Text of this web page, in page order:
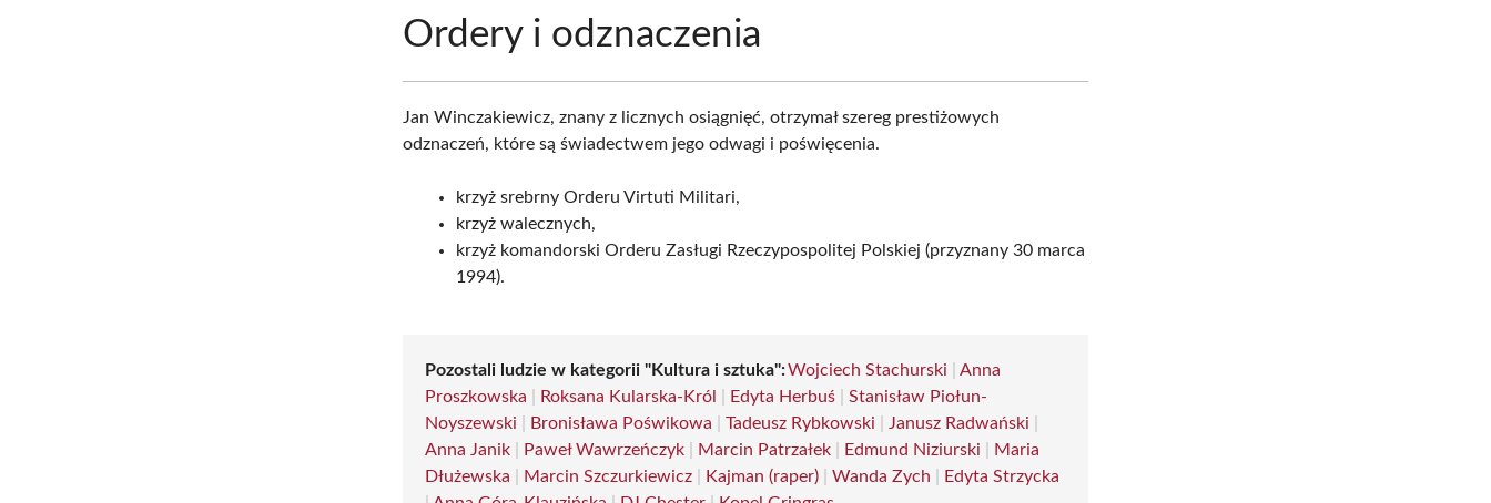
Ordery i odznaczenia
Jan Winczakiewicz, znany z licznych osiągnięć, otrzymał szereg prestiżowych
odznaczeń, które są świadectwem jego odwagi i poświęcenia.
krzyż srebrny Orderu Virtuti Militari,
krzyż walecznych,
krzyż komandorski Orderu Zasługi Rzeczypospolitej Polskiej (przyznany 30 marca
1994).
Pozostali ludzie w kategorii "Kultura i sztuka":Wojciech Stachurski |Anna
Proszkowska
Roksana Kularska-Król Edyta Herbuś |Stanisław Piołun-
Noyszewski
Bronisława Poświkowa |Tadeusz Rybkowski Janusz Radwański
Anna Janik
Paweł Wawrzeńczyk Marcin Patrzałek Edmund Niziurski
Maria
Dłużewska
Marcin Szczurkiewicz Kajman (raper) |Wanda Zych
Edyta Strzycka